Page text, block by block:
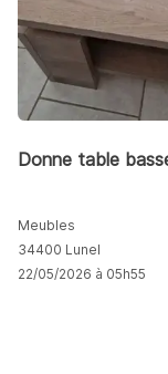
Donne table
Meubles
34400 Lunel
22/05/2026 à 05h55